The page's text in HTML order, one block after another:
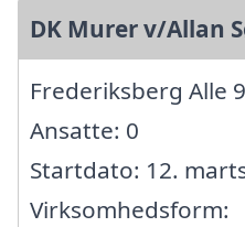
DK Murer v/Allan
Frederiksberg Alle
Ansatte: 0
Startdato: 12.
Virksomhedsform: